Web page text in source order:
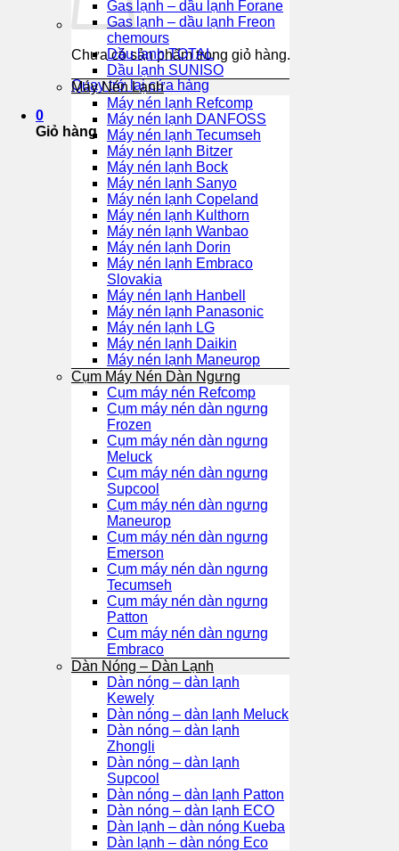
Chưa có sản phẩm trong giỏ hàng.
Quay trở lại cửa hàng
0
Giỏ hàng
Gas lạnh – dầu lạnh Forane
Gas lạnh – dầu lạnh Freon
chemours
Dầu lạnh TOTAL
Dầu lạnh SUNISO
Máy Nén Lạnh
Máy nén lạnh Refcomp
Máy nén lạnh DANFOSS
Máy nén lạnh Tecumseh
Máy nén lạnh Bitzer
Máy nén lạnh Bock
Máy nén lạnh Sanyo
Máy nén lạnh Copeland
Máy nén lạnh Kulthorn
Máy nén lạnh Wanbao
Máy nén lạnh Dorin
Máy nén lạnh Embraco
Slovakia
Máy nén lạnh Hanbell
Máy nén lạnh Panasonic
Máy nén lạnh LG
Máy nén lạnh Daikin
Máy nén lạnh Maneurop
Cụm Máy Nén Dàn Ngưng
Cụm máy nén Refcomp
Cụm máy nén dàn ngưng
Frozen
Cụm máy nén dàn ngưng
Meluck
Cụm máy nén dàn ngưng
Supcool
Cụm máy nén dàn ngưng
Maneurop
Cụm máy nén dàn ngưng
Emerson
Cụm máy nén dàn ngưng
Tecumseh
Cụm máy nén dàn ngưng
Patton
Cụm máy nén dàn ngưng
Embraco
Dàn Nóng – Dàn Lạnh
Dàn nóng – dàn lạnh
Kewely
Dàn nóng – dàn lạnh Meluck
Dàn nóng – dàn lạnh
Zhongli
Dàn nóng – dàn lạnh
Supcool
Dàn nóng – dàn lạnh Patton
Dàn nóng – dàn lạnh ECO
Dàn lạnh – dàn nóng Kueba
Dàn lạnh – dàn nóng Eco